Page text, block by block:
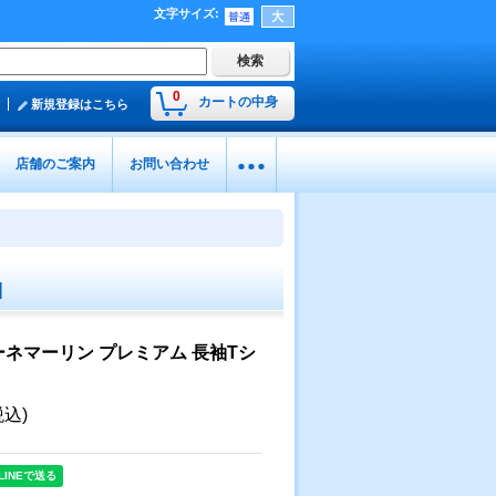
文字サイズ:
0 カートの中身
新規登録はこちら
店舗のご案内 お問い合わせ
マーリン プレミアム 長袖Tシ
込)